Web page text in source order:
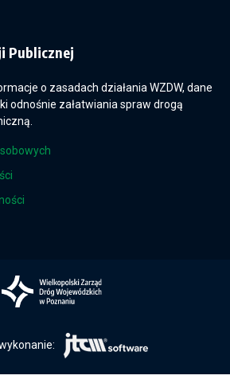
Publicznej
o zasadach działania WZDW, dane
odnośnie załatwiania spraw drogą